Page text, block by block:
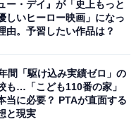
」という方式を採用
様な専門分野を培う
学する学科を選択
う流れです。
ー・デイ』が「史上もっと
しいヒーロー映画」になっ
由。予習したい作品は？
間「駆け込み実績ゼロ」の
も…「こども110番の家」
当に必要？ PTAが直面する
と現実